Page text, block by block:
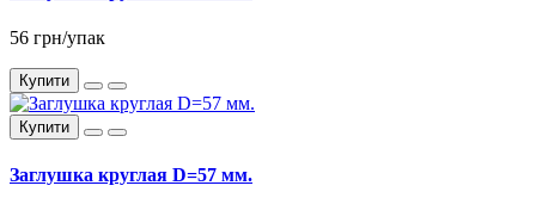
56 грн/упак
Купити
Купити
Заглушка круглая D=57 мм.